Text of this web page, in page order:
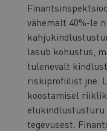
vähemalt 40%-le
lasub kohustus,
tulenevalt
riskiprofiilist jne.
koostamisel
tegevusest.